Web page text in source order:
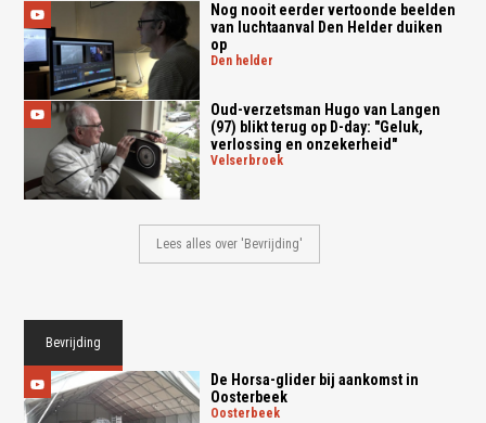
Nog nooit eerder vertoonde beelden
van luchtaanval Den Helder duiken
op
den helder
Oud-verzetsman Hugo van Langen
(97) blikt terug op D-day: "Geluk,
verlossing en onzekerheid"
velserbroek
Lees alles over 'Bevrijding'
Bevrijding
De Horsa-glider bij aankomst in
Oosterbeek
oosterbeek